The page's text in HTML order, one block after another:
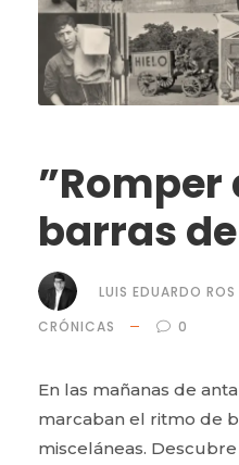
barras
LUIS EDUARDO ROS
CRÓNICAS
0
En las mañanas de
marcaban el ritmo de
misceláneas.